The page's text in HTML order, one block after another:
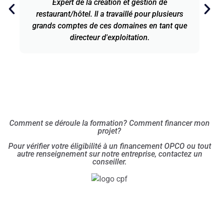
Expert de la création et gestion de
restaurant/hôtel. Il a travaillé pour plusieurs
grands comptes de ces domaines en tant que
directeur d'exploitation.
Comment se déroule la formation? Comment financer mon
projet?
Pour vérifier votre éligibilité à un financement OPCO ou tout
autre renseignement sur notre entreprise, contactez un
conseiller.